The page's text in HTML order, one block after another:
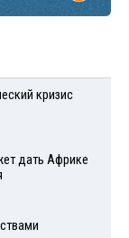
кризис
дать Африке